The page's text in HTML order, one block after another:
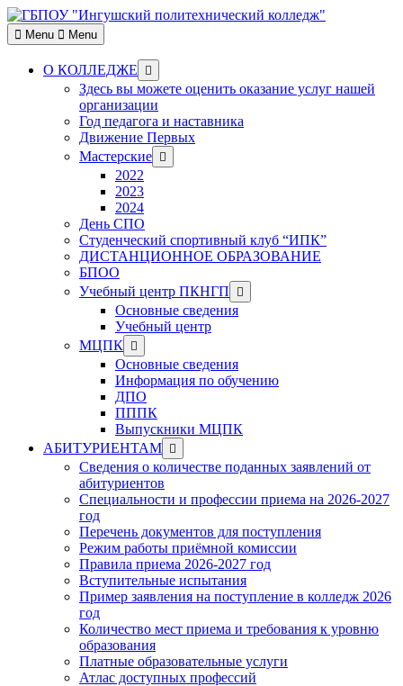
Skip
to
content
Menu Menu
О КОЛЛЕДЖЕ
Show
sub
menu
Здесь вы можете оценить оказание услуг нашей
организации
Год педагога и наставника
Движение Первых
Мастерские Show
sub
2022
2023
2024
День СПО
Студенческий спортивный клуб “ИПК”
ДИСТАНЦИОННОЕ ОБРАЗОВАНИЕ
БПОО
Учебный центр ПКНГП
Show
sub
menu
Основные сведения
Учебный центр
МЦПК Show
sub
menu
Основные сведения
Информация по обучению
ДПО
ПППК
Выпускники МЦПК
АБИТУРИЕНТАМ Show
sub
menu
Сведения о количестве поданных заявлений от
абитуриентов
Специальности и профессии приема на 2026-2027
год
Перечень документов для поступления
Режим работы приёмной комиссии
Правила приема 2026-2027 год
Вступительные испытания
Пример заявления на поступление в колледж 2026
год
Количество мест приема и требования к уровню
образования
Платные образовательные услуги
Атлас доступных профессий